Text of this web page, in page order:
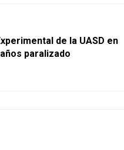
de la UASD en
paralizado